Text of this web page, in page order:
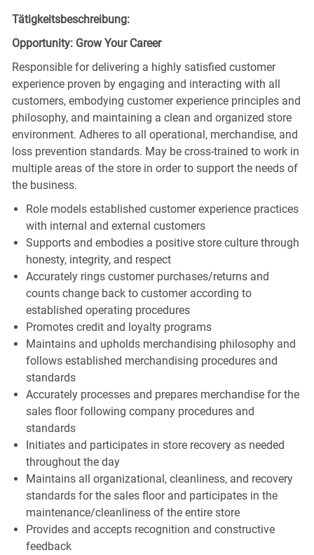
Tätigkeitsbeschreibung:
Opportunity: Grow Your Career
Responsible for delivering a highly satisfied customer
experience proven by engaging and interacting with all
customers, embodying customer experience principles and
philosophy, and maintaining a clean and organized store
environment. Adheres to all operational, merchandise, and
loss prevention standards. May be cross-trained to work in
multiple areas of the store in order to support the needs of
the business.
Role models established customer experience practices
with internal and external customers
Supports and embodies a positive store culture through
honesty, integrity, and respect
Accurately rings customer purchases/returns and
counts change back to customer according to
established operating procedures
Promotes credit and loyalty programs
Maintains and upholds merchandising philosophy and
follows established merchandising procedures and
standards
Accurately processes and prepares merchandise for the
sales floor following company procedures and
standards
Initiates and participates in store recovery as needed
throughout the day
Maintains all organizational, cleanliness, and recovery
standards for the sales floor and participates in the
maintenance/cleanliness of the entire store
Provides and accepts recognition and constructive
feedback